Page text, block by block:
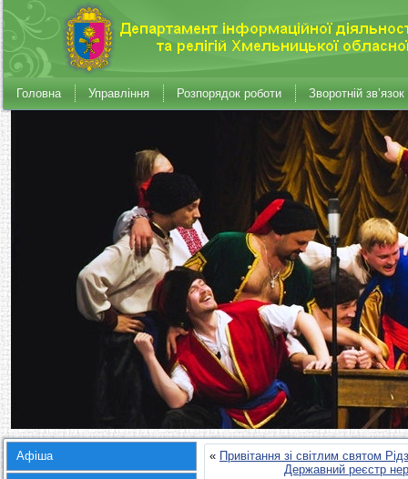
Головна Управління Розпорядок роботи Зворотній зв’язок
Афіша « Привітання зі світлим святом
Державний реєстр